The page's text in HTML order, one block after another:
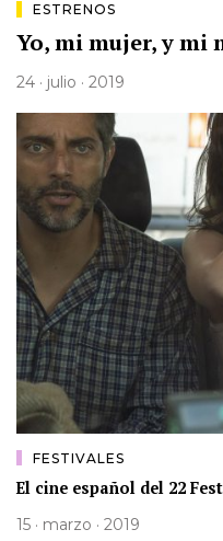
ESTRENOS
Yo, mi mujer, y mi
24 · julio · 2019
FESTIVALES
El cine español del 22
15 · marzo · 2019